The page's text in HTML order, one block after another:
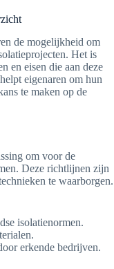
de mogelijkheid om
Het is
en eisen die aan deze
eigenaren om hun
te maken op de
om voor de
Deze richtlijnen zijn
te waarborgen.
isolatienormen.
erkende bedrijven.